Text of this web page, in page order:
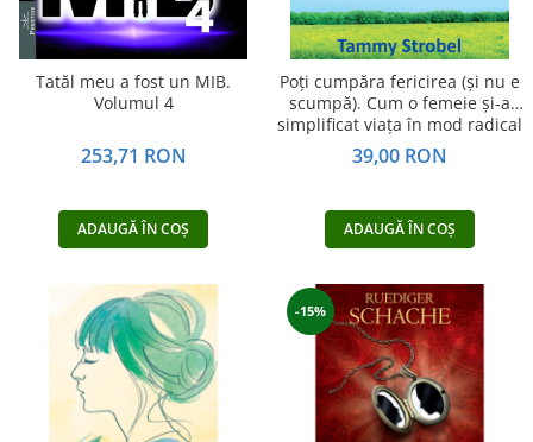
Tatăl meu a fost un MIB.
Volumul 4
253,71 RON
ADAUGĂ ÎN COȘ
Poți cumpăra fericirea (și nu e
scumpă). Cum o femeie și-a
simplificat viața în mod radical
și cum o poți face și tu
39,00 RON
ADAUGĂ ÎN COȘ
-15%